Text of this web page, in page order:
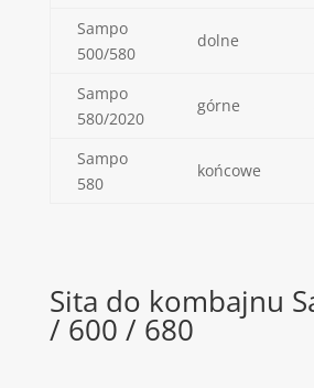
Sampo
500/580
dolne
Sampo
580/2020
górne
Sampo
580
końcowe
Sita do kombajnu
/ 600 / 680